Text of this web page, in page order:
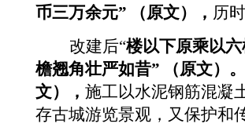
币三万余元”
（原文）， 历时
改建后“楼以下原乘以
檐翘角壮严如昔”
（原文）
文）， 施工以水泥钢筋混凝
存古城游览景观，又保护和